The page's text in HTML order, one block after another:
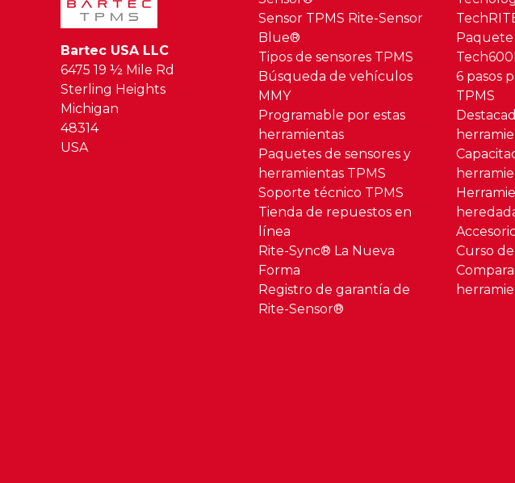
Bartec USA LLC
6475 19 ½ Mile Rd
Sterling Heights
Michigan
48314
USA
Sensor TPMS Rite-Sensor
Blue®
Tipos de sensores TPMS
Búsqueda de vehículos
MMY
Programable por estas
herramientas
Paquetes de sensores y
herramientas TPMS
Soporte técnico TPMS
Tienda de repuestos en
línea
Rite-Sync® La Nueva
Forma
Registro de garantía de
Rite-Sensor®
Paquete
6 pasos
TPMS
Curso